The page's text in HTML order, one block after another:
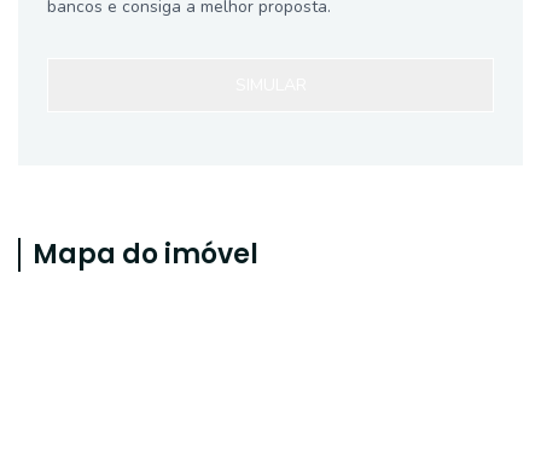
bancos e consiga a melhor proposta.
Mapa do imóvel